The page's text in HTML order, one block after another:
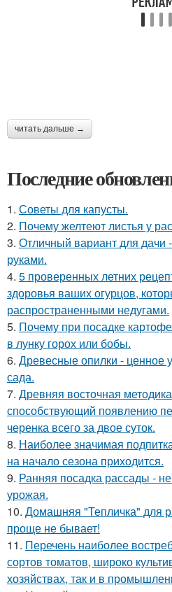
читать дальше →
Последние
1. Советы для капусты.
2. Почему желтеют листья у
3. Отличный вариант для дачи
руками.
4. 5 проверенных летних
здоровья ваших огурцов,
распространенными недугами.
5. Почему при посадке
в лунку горох или бобы.
6. Древесные опилки - ценное
сада.
7. Древняя восточная
способствующий появлению
черенка всего за двое суток.
8. Наиболее значимая
на начало сезона приходится.
9. Ранняя посадка рассады - не
урожая.
10. Домашняя "Тепличка" для
проще не бывает!
11. Перечень наиболее
сортов томатов, широко
хозяйствах, так и в